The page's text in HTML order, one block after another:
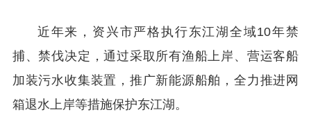
近年来，资兴市严格执行东江湖全域10年禁
捕、禁伐决定，通过采取所有渔船上岸、营运客船
加装污水收集装置，推广新能源船舶，全力推进网
箱退水上岸等措施保护东江湖。